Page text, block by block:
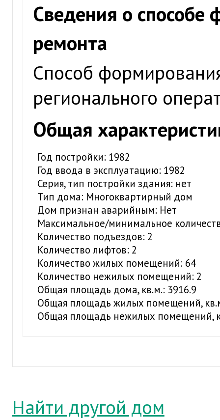
Сведения о способе
ремонта
Способ
регионального
Общая
Год постройки: 1982
Год ввода в эксплуатацию: 1982
Серия, тип постройки здания: нет
Тип дома: Многоквартирный дом
Дом признан аварийным: Нет
Максимальное/минимальное
Количество подъездов: 2
Количество лифтов: 2
Количество жилых помещений: 64
Количество нежилых помещений: 2
Общая площадь дома, кв.м.: 3916.9
Общая площадь жилых помещений,
Общая площадь нежилых помещений,
Найти другой дом